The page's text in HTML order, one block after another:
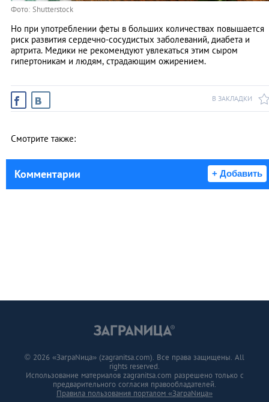
Фото: Shutterstock
Но при употреблении феты в больших количествах повышается
риск развития сердечно-сосудистых заболеваний, диабета и
артрита. Медики не рекомендуют увлекаться этим сыром
гипертоникам и людям, страдающим ожирением.
В ЗАКЛАДКИ
Смотрите также:
Комментарии + Добавить
© 2026 «ЗаграNица» (zagranitsa.com). Все права защищены. All
rights reserved.
Использование материалов zagranitsa.com разрешено только с
предварительного согласия правообладателей.
Правила пользования порталом «ЗаграNица»